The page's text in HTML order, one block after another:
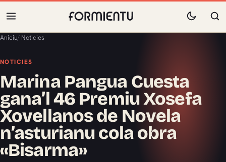
Aniciu/ Noticies
NOTICIES
Marina Pangua Cuesta
gana’l 46 Premiu Xosefa
Xovellanos de Novela
n’asturianu cola obra
«Bisarma»